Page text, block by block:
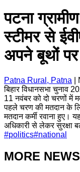
पटना
स्टीमर से
अपने बूथों पर
Patna Rural, Patna
बिहार विधानसभा चुनाव
11 नवंबर को दो चरणों में
पहले चरण की मतदान के
मतदान कर्मी रवाना हुए।
अधिकारी से लेकर सुरक्षा
#politics#national
MORE NEWS